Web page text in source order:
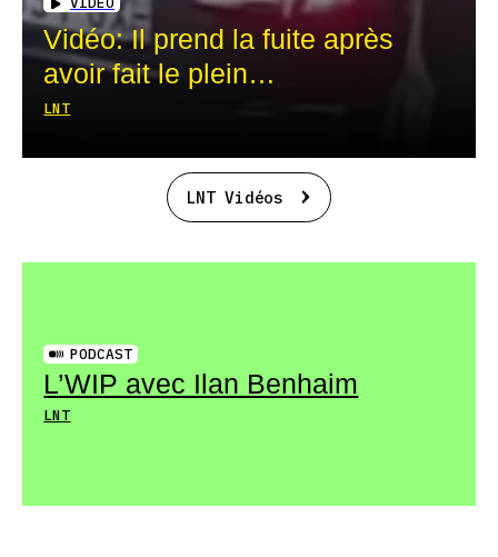
Vidéo: Il prend la fuite après
avoir fait le plein…
LNT
LNT Vidéos
PODCAST
L’WIP avec Ilan Benhaim
LNT